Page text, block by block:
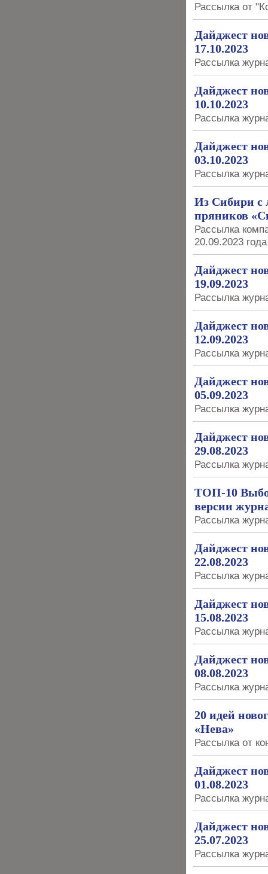
Рассылка от
Дайджест
17.10.2023
Рассылка
Дайджест
10.10.2023
Рассылка
Дайджест
03.10.2023
Рассылка
Из Сибири с
пряников
Рассылка
20.09.2023 года
Дайджест
19.09.2023
Рассылка
Дайджест
12.09.2023
Рассылка
Дайджест
05.09.2023
Рассылка
Дайджест
29.08.2023
Рассылка
ТОП-10
версии
Рассылка
Дайджест
22.08.2023
Рассылка
Дайджест
15.08.2023
Рассылка
Дайджест
08.08.2023
Рассылка
20 идей
«Нева»
Рассылка от
Дайджест
01.08.2023
Рассылка
Дайджест
25.07.2023
Рассылка